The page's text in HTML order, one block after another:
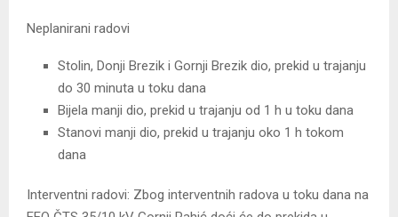
Neplanirani radovi
Stolin, Donji Brezik i Gornji Brezik dio, prekid u trajanju
do 30 minuta u toku dana
Bijela manji dio, prekid u trajanju od 1 h u toku dana
Stanovi manji dio, prekid u trajanju oko 1 h tokom
dana
Interventni radovi: Zbog interventnih radova u toku dana na